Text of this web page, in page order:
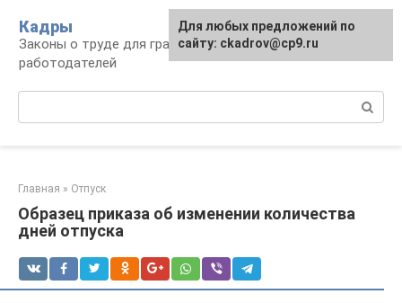
контенту
Кадры
Законы о труде для граждан и
работодателей
Главная » Отпуск
Образец приказа об изменении количества
дней отпуска
Для любых предложений по
сайту: ckadrov@cp9.ru